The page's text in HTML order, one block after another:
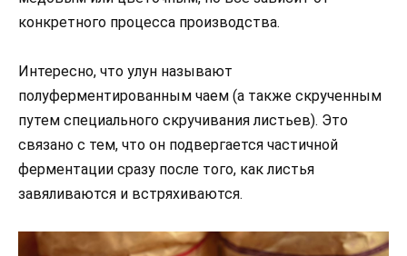
конкретного процесса производства.
Интересно, что улун называют
полуферментированным чаем (а также скрученным
путем специального скручивания листьев). Это
связано с тем, что он подвергается частичной
ферментации сразу после того, как листья
завяливаются и встряхиваются.